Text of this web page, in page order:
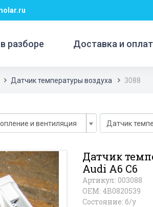
разборе Доставка и
Датчик температуры воздуха 3088
и вентиляция Датчик
Датчик
Audi A6 C6
Артикул: 003088
OEM: 4B0820539
Состояние: б/у